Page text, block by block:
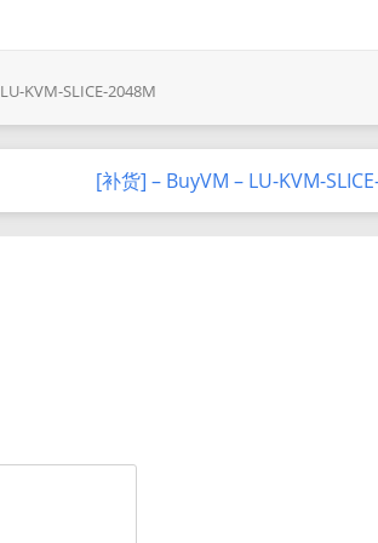
LU-KVM-SLICE-2048M
[补货] – BuyVM – LU-KVM-